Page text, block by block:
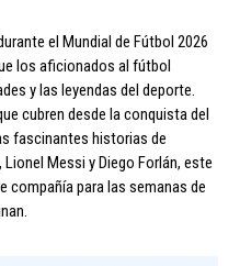
el Mundial de Fútbol 2026
los aficionados al fútbol
y las leyendas del deporte.
cubren desde la conquista del
fascinantes historias de
Messi y Diego Forlán, este
compañía para las semanas de